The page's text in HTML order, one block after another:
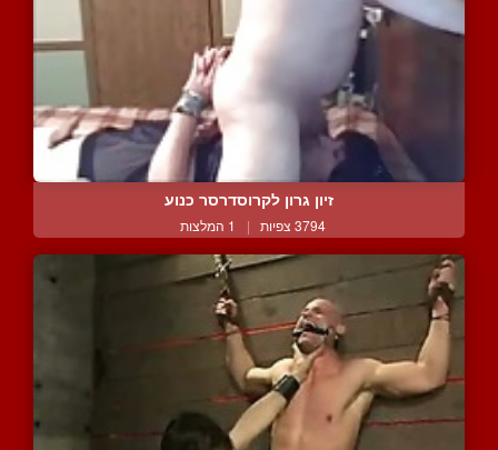
זיון גרון לקרוסדרסר כנוע
3794 צפיות | 1 המלצות